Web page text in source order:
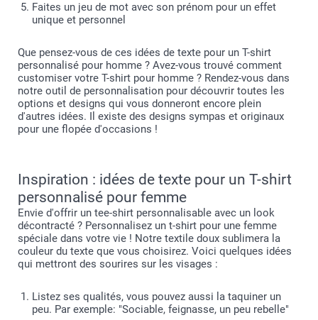
Faites un jeu de mot avec son prénom pour un effet
unique et personnel
Que pensez-vous de ces idées de texte pour un T-shirt
personnalisé pour homme ? Avez-vous trouvé comment
customiser votre T-shirt pour homme ? Rendez-vous dans
notre outil de personnalisation pour découvrir toutes les
options et designs qui vous donneront encore plein
d'autres idées. Il existe des designs sympas et originaux
pour une flopée d'occasions !
Inspiration : idées de texte pour un T-shirt
personnalisé pour femme
Envie d'offrir un tee-shirt personnalisable avec un look
décontracté ? Personnalisez un t-shirt pour une femme
spéciale dans votre vie ! Notre textile doux sublimera la
couleur du texte que vous choisirez. Voici quelques idées
qui mettront des sourires sur les visages :
Listez ses qualités, vous pouvez aussi la taquiner un
peu. Par exemple: "Sociable, feignasse, un peu rebelle"